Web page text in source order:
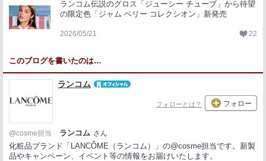
ランコム伝説のグロス「ジューシー チューブ」から待望
の限定色「ジャム ベリー コレクシオン」新発売
2026/05/21 22
このブログを書いたのは…
ランコム
フォローとは？ フォロー
@cosme担当 ランコム さん
化粧品ブランド「LANCÔME（ランコム）」の@cosme担当です。新製
品やキャンペーン、イベント等の情報をお届けいたします。